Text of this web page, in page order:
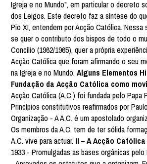
Igreja e no Mundo", em particular o decreto
dos Leigos. Este decreto faz a síntese do
Pio XI, entendem por Acção Católica.
se quer o contributo dos bispos de todo o
Concílio (1962/1965), quer a própria
Acção Católica que foram afirmando o seu
na Igreja e no Mundo.Alguns Elementos
Fundação da Acção Católica como
Acção Católica (A.C.) foi fundada pelo Papa
Princípios constitutivos reafirmados por
Organização - A A.C. é um apostolado
Os membros da A.C. tem de ter sólida
A.C. vive para actuar. II – A Acção
1933 - Promulgadas as bases orgânicas pelo